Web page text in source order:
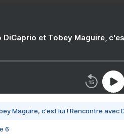
DiCaprio et Tobey Maguire,
Maguire, c'est lui ! Rencontre avec
6